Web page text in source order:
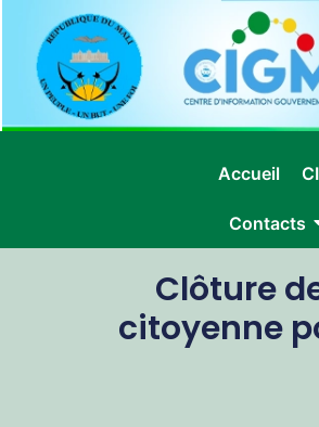
Accueil
Contacts
Clôture
citoyenne